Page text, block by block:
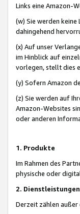
Links eine Amazon-
(w) Sie werden
dahingehend
(x) Auf unser
im Hinblick auf
vorlegen, stellt dies
(y) Sofern Amazon
(z) Sie werden auf
Amazon-Websites
oder anderen
1. Produkte
Im Rahmen des
physische oder
2. Dienstleistungen
Derzeit zählen außer